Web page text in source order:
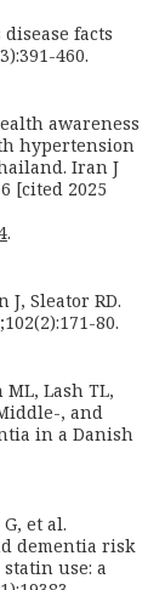
facts
460.
awareness
hypertension
Iran J
[cited 2025
.
J, Sleator RD.
80.
Lash TL,
, and
in a Danish
et al.
dementia risk
use: a